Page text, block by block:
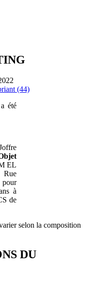
(44)
été
EL
Rue
pour
à
de
selon la composition
DU